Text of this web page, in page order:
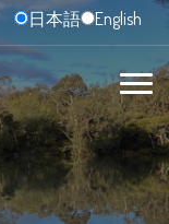
日本語 English